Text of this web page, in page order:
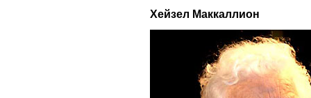
Хейзел Маккаллион